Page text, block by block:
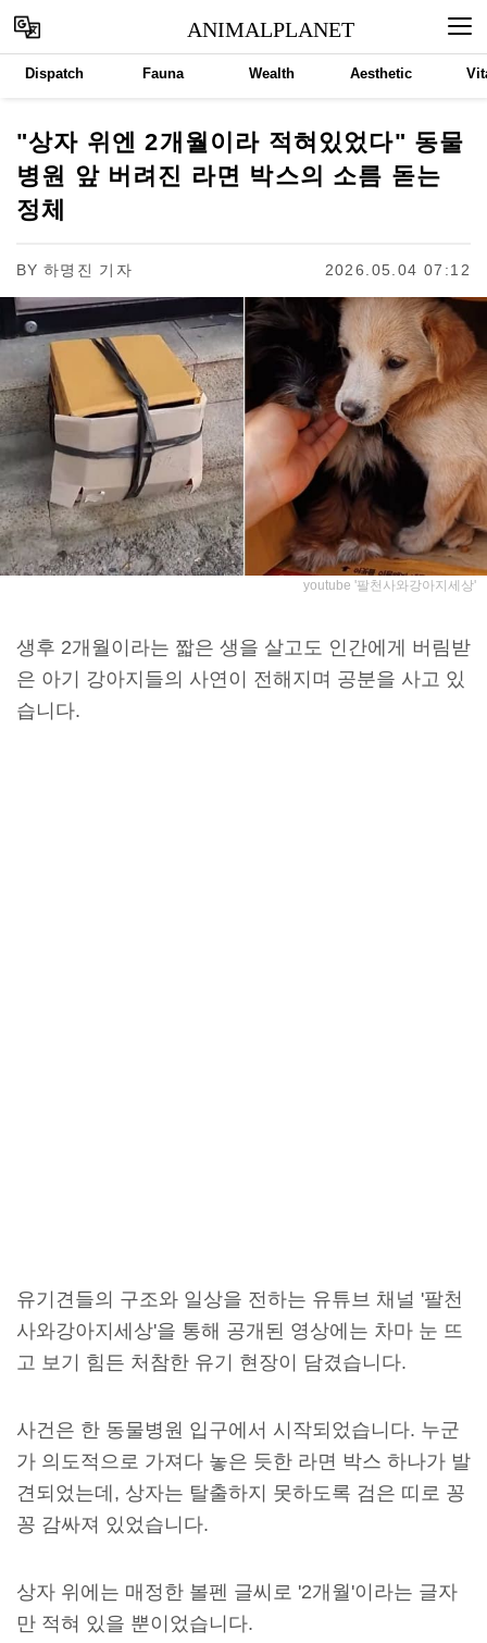
ANIMALPLANET
Dispatch Fauna Wealth Aesthetic
"상자 위엔 2개월이라 적혀있었다" 동물
병원 앞 버려진 라면 박스의 소름 돋는
정체
BY 하명진 기자 2026.05.04 07:12
youtube '팔천사와강아지세상'
생후 2개월이라는 짧은 생을 살고도 인간에게 버림받
은 아기 강아지들의 사연이 전해지며 공분을 사고 있
습니다.
유기견들의 구조와 일상을 전하는 유튜브 채널 '팔천
사와강아지세상'을 통해 공개된 영상에는 차마 눈 뜨
고 보기 힘든 처참한 유기 현장이 담겼습니다.
사건은 한 동물병원 입구에서 시작되었습니다. 누군
가 의도적으로 가져다 놓은 듯한 라면 박스 하나가 발
견되었는데, 상자는 탈출하지 못하도록 검은 띠로 꽁
꽁 감싸져 있었습니다.
상자 위에는 매정한 볼펜 글씨로 '2개월'이라는 글자
만 적혀 있을 뿐이었습니다.